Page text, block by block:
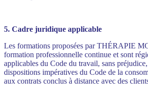
5. Cadre juridique applicable
Les formations proposées par THÉRAPIE
formation professionnelle continue et sont
applicables du Code du travail, sans
dispositions impératives du Code de la
aux contrats conclus à distance avec des